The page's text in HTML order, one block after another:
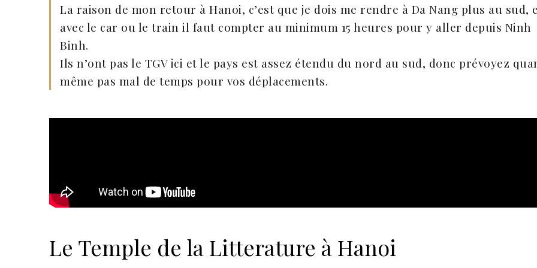
La raison de mon retour à Hanoi, c’est que je dois me rendre à Da Nang plus au sud,
avec le car ou le train il faut compter au minimum 15 heures pour y aller depuis Ninh
Binh.
Ils n’ont pas le TGV ici et le pays est assez étendu du nord au sud, donc prévoyez
même pas mal de temps pour vos déplacements.
Le Temple de la Litterature à Hanoi